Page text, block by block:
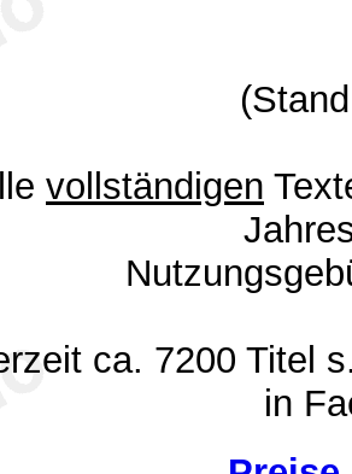
vollständigen
ca. 7200 Titel
in